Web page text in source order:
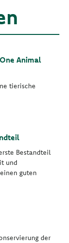
Animal
tierische
Bestandteil
und
guten
der